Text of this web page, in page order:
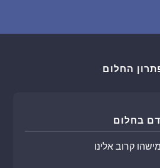
החלום
בחלום
קרוב אלינו